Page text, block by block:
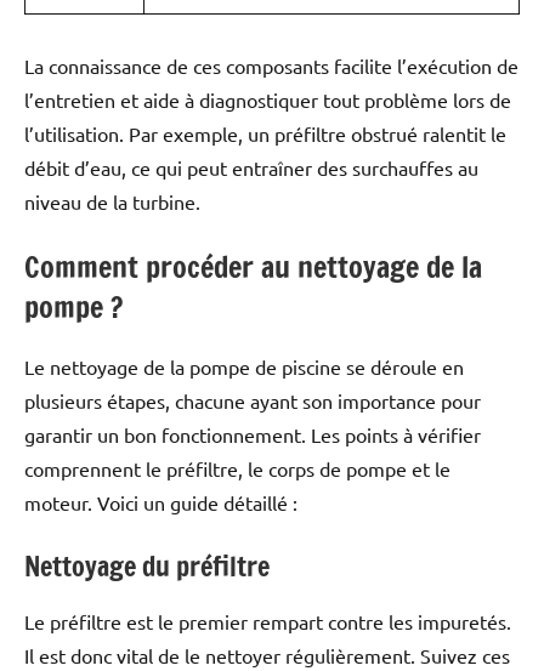
La connaissance de ces composants facilite l’exécution de
l’entretien et aide à diagnostiquer tout problème lors de
l’utilisation. Par exemple, un préfiltre obstrué ralentit le
débit d’eau, ce qui peut entraîner des surchauffes au
niveau de la turbine.
Comment procéder au nettoyage de la
pompe ?
Le nettoyage de la pompe de piscine se déroule en
plusieurs étapes, chacune ayant son importance pour
garantir un bon fonctionnement. Les points à vérifier
comprennent le préfiltre, le corps de pompe et le
moteur. Voici un guide détaillé :
Nettoyage du préfiltre
Le préfiltre est le premier rempart contre les impuretés.
Il est donc vital de le nettoyer régulièrement. Suivez ces